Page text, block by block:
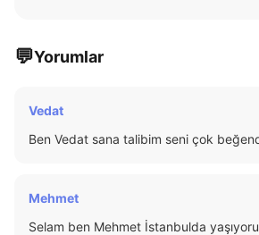
💬Yorumlar
Vedat
Ben Vedat sana talibim seni çok
Mehmet
Selam ben Mehmet İstanbulda